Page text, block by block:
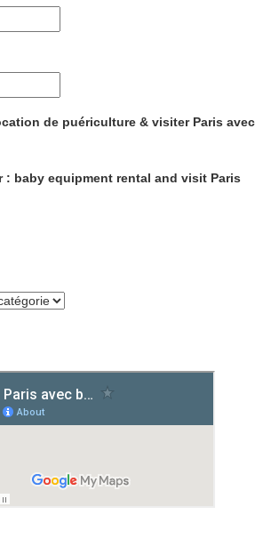
de puériculture & visiter Paris avec
: baby equipment rental and visit Paris